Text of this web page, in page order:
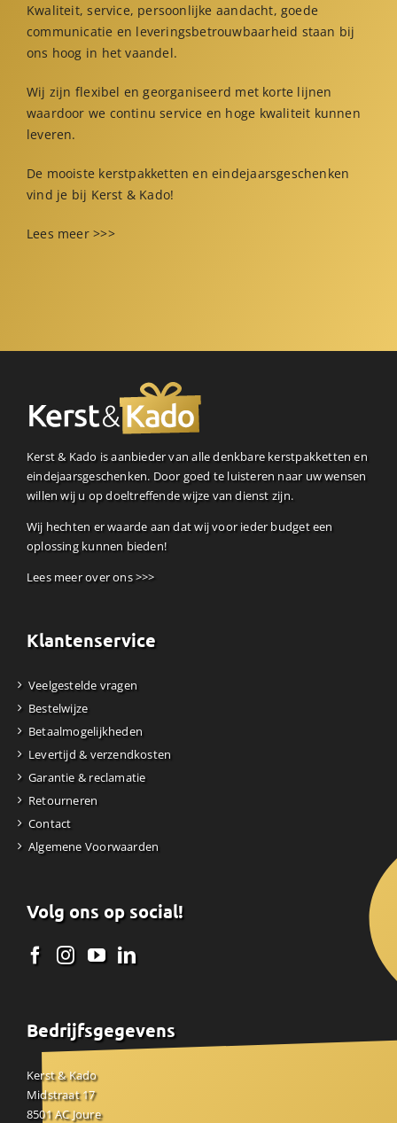
Kwaliteit, service, persoonlijke aandacht, goede
communicatie en leveringsbetrouwbaarheid staan bij
ons hoog in het vaandel.
Wij zijn flexibel en georganiseerd met korte lijnen
waardoor we continu service en hoge kwaliteit kunnen
leveren.
De mooiste kerstpakketten en eindejaarsgeschenken
vind je bij Kerst & Kado!
Lees meer >>>
Kerst & Kado is aanbieder van alle denkbare kerstpakketten en
eindejaarsgeschenken. Door goed te luisteren naar uw wensen
willen wij u op doeltreffende wijze van dienst zijn.
Wij hechten er waarde aan dat wij voor ieder budget een
oplossing kunnen bieden!
Lees meer over ons >>>
Klantenservice
Veelgestelde vragen
Bestelwijze
Betaalmogelijkheden
Levertijd & verzendkosten
Garantie & reclamatie
Retourneren
Contact
Algemene Voorwaarden
Volg ons op social!
Bedrijfsgegevens
Kerst & Kado
Midstraat 17
8501 AC Joure